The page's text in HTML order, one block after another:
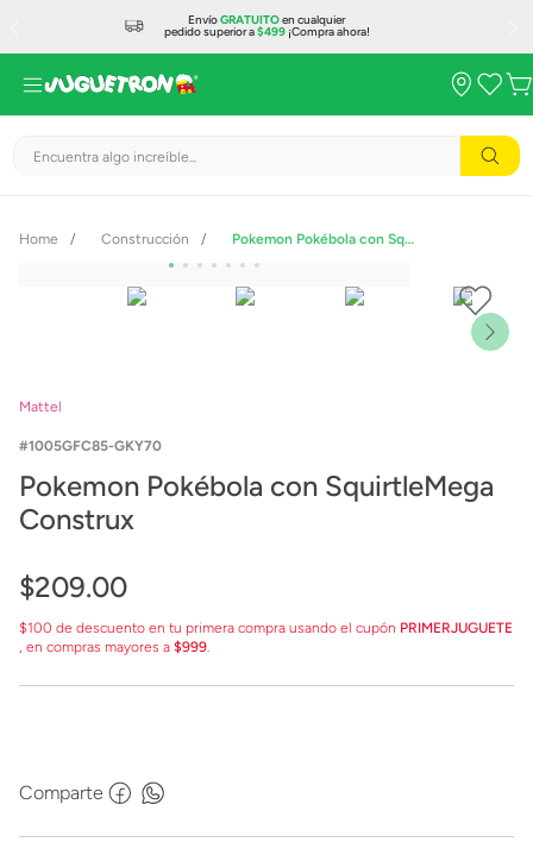
EnvíoGRATUITOen cualquier
pedido superior a$499¡Compra ahora!
Encuentra algo increíble...
Construcción Pokemon Pokébola con SquirtleMega Construx
Mattel
1005GFC85-GKY70
Pokemon Pokébola con SquirtleMega
Construx
$209.00
$100 de descuento en tu primera compra usando el cupón PRIMERJUGUETE
, en compras mayores a $999.
Comparte